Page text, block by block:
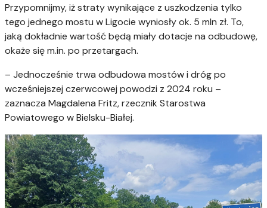
Przypomnijmy, iż straty wynikające z uszkodzenia tylko
tego jednego mostu w Ligocie wyniosły ok. 5 mln zł. To,
jaką dokładnie wartość będą miały dotacje na odbudowę,
okaże się m.in. po przetargach.
– Jednocześnie trwa odbudowa mostów i dróg po
wcześniejszej czerwcowej powodzi z 2024 roku –
zaznacza Magdalena Fritz, rzecznik Starostwa
Powiatowego w Bielsku-Białej.